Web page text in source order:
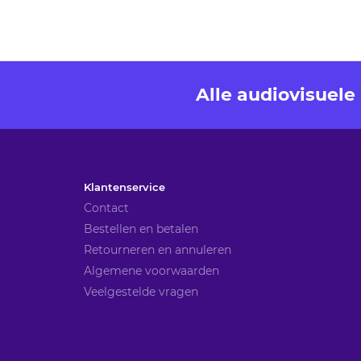
Alle
Klantenservice
Contact
Bestellen en betalen
Retourneren en annuleren
Algemene voorwaarden
Veelgestelde vragen